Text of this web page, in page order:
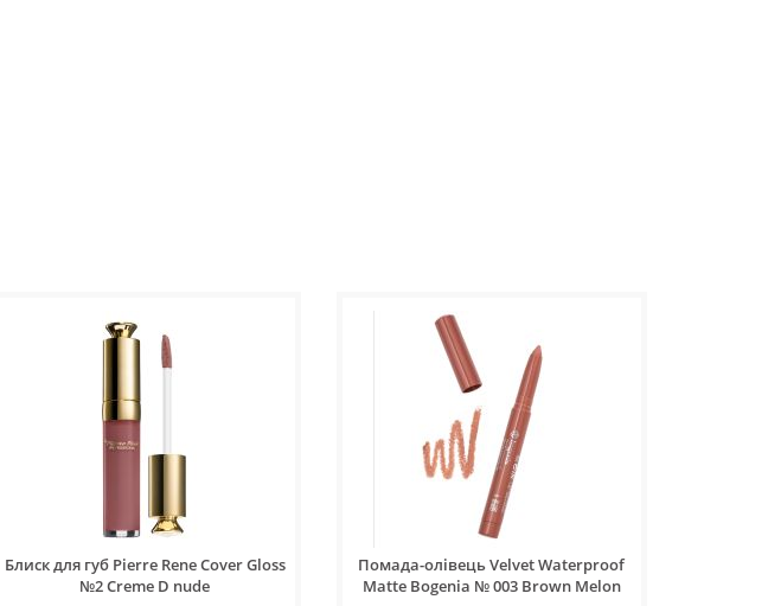
Блиск для губ Pierre Rene Cover Gloss
№2 Creme D nude
Помада-олівець Velvet Waterproof
Matte Bogenia № 003 Brown Melon